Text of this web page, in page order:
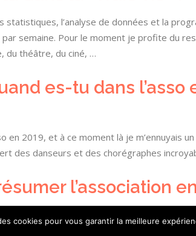
statistiques, l’analyse de données et la
semaine. Pour le moment je profite du
du théâtre, du ciné, …
es-tu dans l’asso
en 2019, et à ce moment là je m’ennuyais
des danseurs et des chorégraphes
l’association
tarte au poulet
cookies pour vous garantir la meilleure